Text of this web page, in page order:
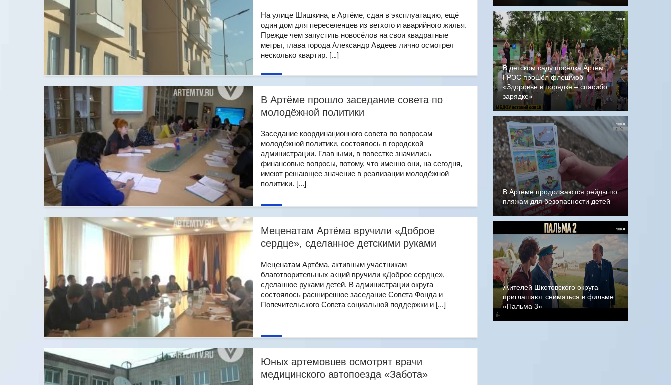
На улице Шишкина, в Артёме, сдан в эксплуатацию, ещё
один дом для переселенцев из ветхого и аварийного жилья.
Прежде чем запустить новосёлов на свои квадратные
метры, глава города Александр Авдеев лично осмотрел
несколько квартир. [...]
В Артёме прошло заседание совета по
молодёжной политики
Заседание координационного совета по вопросам
молодёжной политики, состоялось в городской
администрации. Главными, в повестке значились
финансовые вопросы, потому, что именно они, на сегодня,
имеют решающее значение в реализации молодёжной
политики. [...]
Меценатам Артёма вручили «Доброе
сердце», сделанное детскими руками
Меценатам Артёма, активным участникам
благотворительных акций вручили «Доброе сердце»,
сделанное руками детей. В администрации округа
состоялось расширенное заседание Совета Фонда и
Попечительского Совета социальной поддержки и [...]
Юных артемовцев осмотрят врачи
медицинского автопоезда «Забота»
В детском саду посёлка Артём
ГРЭС прошёл флешмоб
«Здоровье в порядке – спасибо
зарядке»
В Артёме продолжаются рейды по
пляжам для безопасности детей
Жителей Шкотовского округа
приглашают сниматься в фильме
«Пальма 3»